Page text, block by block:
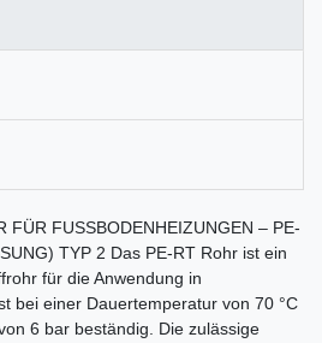
FÜR FUSSBODENHEIZUNGEN – PE-
TYP 2 Das PE-RT Rohr ist ein
für die Anwendung in
bei einer Dauertemperatur von 70 °C
6 bar beständig. Die zulässige